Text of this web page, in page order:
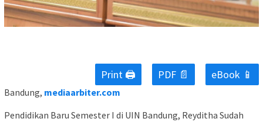
Print 🖨 PDF 📄 eBook 📱
Bandung, mediaarbiter.com
Pendidikan Baru Semester I di UIN Bandung, Reyditha Sudah